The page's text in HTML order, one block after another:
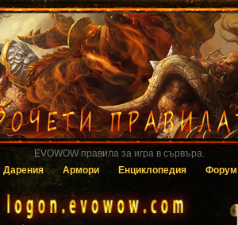
Гласувайте за EVOWOW чрез системата за гласуване.
Дарения Армори Енциклопедия Форум